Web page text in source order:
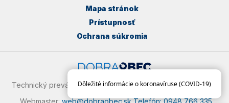
Mapa stránok
Prístupnosť
Ochrana súkromia
Technický prevádzkovateľ:Dobraobec.sk | 073 01 Sobrance
Dôležité informácie o koronavíruse (COVID-19)